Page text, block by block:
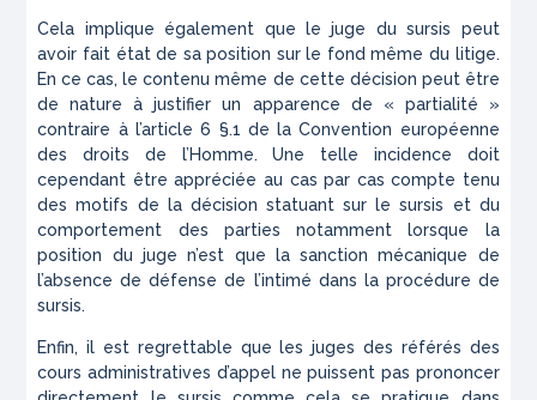
Cela implique également que le juge du sursis peut
avoir fait état de sa position sur le fond même du litige.
En ce cas, le contenu même de cette décision peut être
de nature à justifier un apparence de « partialité »
contraire à l’article 6 §.1 de la Convention européenne
des droits de l’Homme. Une telle incidence doit
cependant être appréciée au cas par cas compte tenu
des motifs de la décision statuant sur le sursis et du
comportement des parties notamment lorsque la
position du juge n’est que la sanction mécanique de
l’absence de défense de l’intimé dans la procédure de
sursis.
Enfin, il est regrettable que les juges des référés des
cours administratives d’appel ne puissent pas prononcer